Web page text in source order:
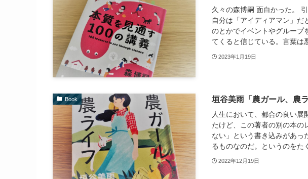
久々の森博嗣 面白かった。
自分は「アイディアマン」だ
のとかでイベントやグループ
てくると信じている。言葉は
2023年1月19日
Book 垣谷美雨「農ガール、農ラ
人生において、都合の良い展
たけど、この著者の別の本の
ない」という書き込みがあっ
るものなのだ。というのをた
2022年12月19日